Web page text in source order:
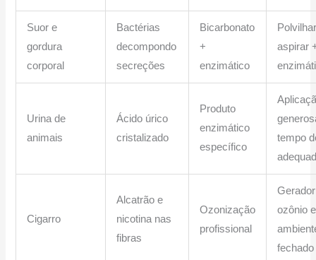
Suor e
gordura
corporal
Bactérias
decompondo
secreções
Bicarbonato
+
enzimático
aspirar
Urina de
animais
Ácido úrico
cristalizado
Produto
enzimático
específico
tempo
Cigarro
Alcatrão e
nicotina nas
fibras
Ozonização
profissional
ozônio
fechado